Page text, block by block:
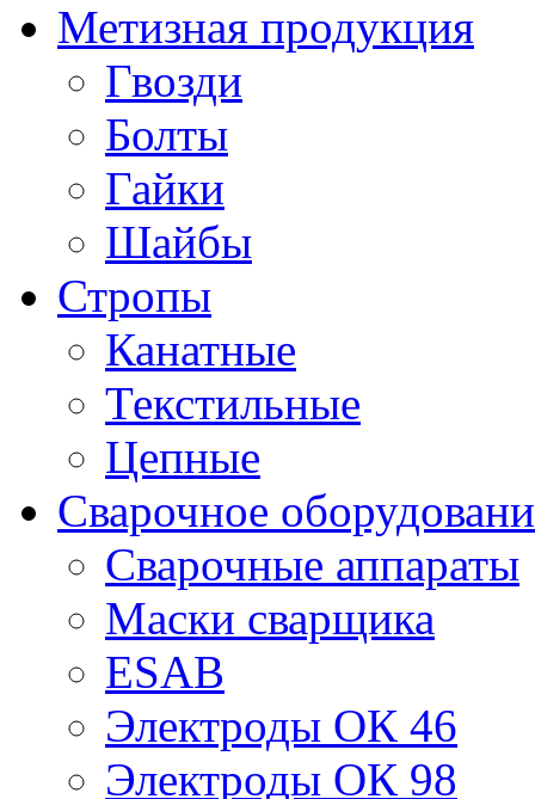
Метизная продукция
Гвозди
Болты
Гайки
Шайбы
Стропы
Канатные
Текстильные
Цепные
Сварочное
Сварочные аппараты
Маски сварщика
ESAB
Электроды ОК 46
Электроды ОК 98